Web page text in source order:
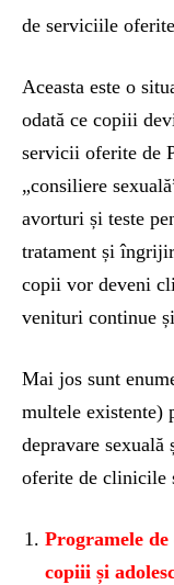
de serviciile
Aceasta este o
odată ce copiii
servicii oferite de
„consiliere
avorturi și teste
tratament și
copii vor deveni
venituri continue
Mai jos sunt
multele existente)
depravare
oferite de clinicile
Programele de
copiii și